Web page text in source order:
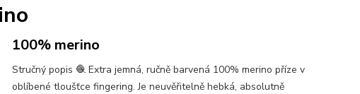
100% merino
Stručný popis 🧶 Extra jemná, ručně barvená 100% merino příze v
oblíbené tloušťce fingering. Je neuvěřitelně hebká, absolutně